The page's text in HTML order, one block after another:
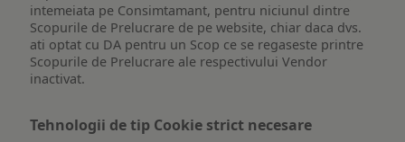
intemeiata pe Consimtamant, pentru niciunul dintre
Scopurile de Prelucrare de pe website, chiar daca dvs.
ati optat cu DA pentru un Scop ce se regaseste printre
Scopurile de Prelucrare ale respectivului Vendor
inactivat.
Tehnologii de tip Cookie strict necesare